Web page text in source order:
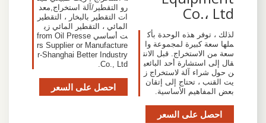
Co.، Ltd
لذلك ، توفر هذه الوحدة بأك
ملها سعة كبيرة لمجموعة وا
سعة من الاستخراج. قبل الانت
قال إلى استشارة أحد البائعي
ن حول شراء آلة لاستخراج ز
يت القنب ، تحتاج إلى إتقان
بعض المفاهيم الأساسية.
احصل على السعر
رو التقطير/آلة استخراج,معد
ات التقطير بالبخار ، التقطير
المائي ، التقطير المائي زي
ت أساسي from Oil Presse
rs Supplier or Manufacture
r-Shanghai Better Industry
Co., Ltd.
احصل على السعر